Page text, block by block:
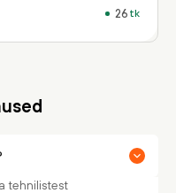
26 tk
tehnilistest